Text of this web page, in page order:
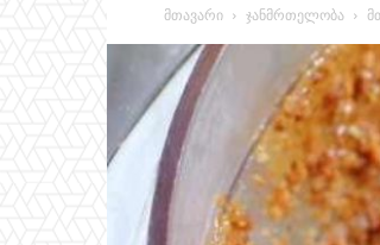
მთავარი ჯანმრთელობა